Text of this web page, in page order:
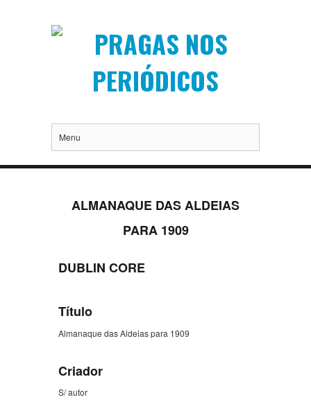
Menu
ALMANAQUE DAS ALDEIAS
PARA 1909
DUBLIN CORE
Título
Almanaque das Aldeias para 1909
Criador
S/ autor